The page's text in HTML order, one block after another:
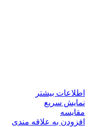
اطلاعات بیشتر
نمایش سریع
مقايسه
افزودن به علاقه مندی